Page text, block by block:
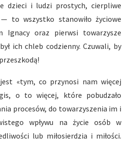
dzieci i ludzi prostych, cierpliwe
to wszystko stanowiło życiowe
Ignacy oraz pierwsi towarzysze
ich chleb codzienny. Czuwali, by
«tym, co przynosi nam więcej
o to więcej, które pobudzało
procesów, do towarzyszenia im i
wpływu na życie osób w
lub miłosierdzia i miłości.